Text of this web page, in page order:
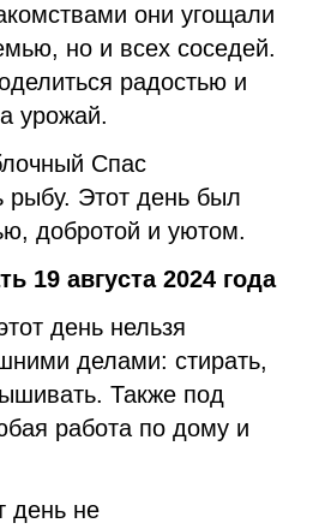
они угощали
но и всех соседей.
радостью и
урожай.
Спас
рыбу. Этот день был
добротой и уютом.
19 августа 2024 года
день нельзя
делами: стирать,
Также под
работа по дому и
день не